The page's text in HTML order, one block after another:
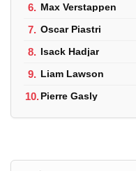
6. Max Verstappen
7. Oscar Piastri
8. Isack Hadjar
9. Liam Lawson
10.Pierre Gasly